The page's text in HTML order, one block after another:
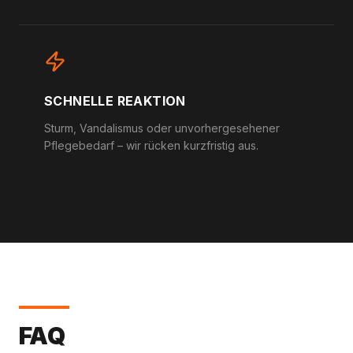
SCHNELLE REAKTION
Sturm, Vandalismus oder unvorhergesehener
Pflegebedarf – wir rücken kurzfristig aus.
FAQ